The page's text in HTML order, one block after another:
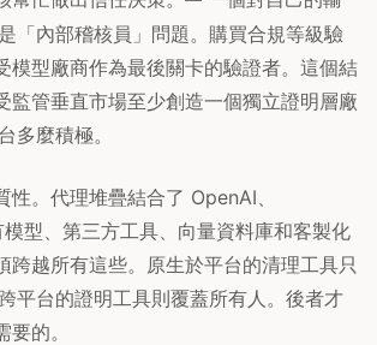
「內部稽核員」問題。購買合規等級驗
模型廠商作為最後關卡的驗證者。這個結
監管垂直市場至少創造一個獨立證明層廠
多麼積極。
性。代理堆疊結合了 OpenAI、
型、第三方工具、向量資料庫和客製化
跨越所有這些。原生於平台的清理工具只
平台的證明工具則覆蓋所有人。後者才
的。